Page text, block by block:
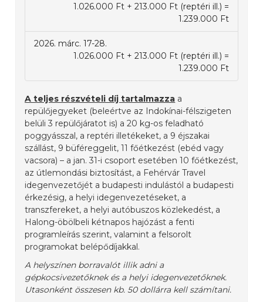
1.026.000 Ft + 213.000 Ft (reptéri ill.) =
1.239.000 Ft
2026. márc. 17-28.
1.026.000 Ft + 213.000 Ft (reptéri ill.) =
1.239.000 Ft
A teljes részvételi díj tartalmazza a
repülőjegyeket (beleértve az Indokínai-félszigeten
belüli 3 repülőjáratot is) a 20 kg-os feladható
poggyásszal, a reptéri illetékeket, a 9 éjszakai
szállást, 9 büféreggelit, 11 főétkezést (ebéd vagy
vacsora) – a jan. 31-i csoport esetében 10 főétkezést,
az útlemondási biztosítást, a Fehérvár Travel
idegenvezetőjét a budapesti indulástól a budapesti
érkezésig, a helyi idegenvezetéseket, a
transzfereket, a helyi autóbuszos közlekedést, a
Halong-öbölbeli kétnapos hajózást a fenti
programleírás szerint, valamint a felsorolt
programokat belépődíjakkal.
A helyszínen borravalót illik adni a
gépkocsivezetőknek és a helyi idegenvezetőknek.
Utasonként összesen kb. 50 dollárra kell számítani.